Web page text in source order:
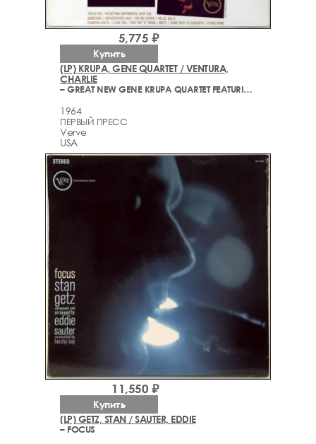
(LP) KRUPA, GENE QUARTET / VENTURA,
CHARLIE
– GREAT NEW GENE KRUPA QUARTET FEATURING CHARLIE VENTURA
1964
ПЕРВЫЙ ПРЕСС
Verve
USA
5,775 ₽
Купить
(LP) GETZ, STAN / SAUTER, EDDIE
– FOCUS
11,550 ₽
Купить